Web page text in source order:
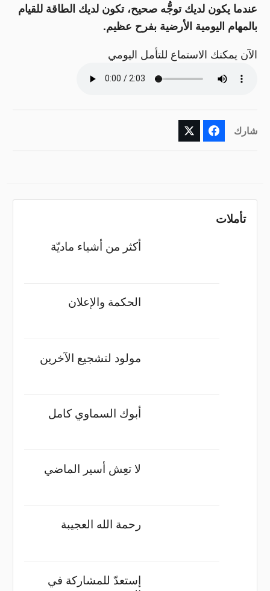
عندما يكون لديك توجُّه صحيح، تكون لديك الطاقة للقيام
بالمهام اليومية الأرضية بفرح عظيم.
الآن يمكنك الاستماع للتأمل اليومي
شارك
تأملات
أكثر من أشياء ماديّة
الحكمة والإعلان
مولود لتشجيع الآخرين
أبوك السماوي كامل
لا تعِش أسير الماضي
رحمة الله العجيبة
إستعدّ للمشاركة في